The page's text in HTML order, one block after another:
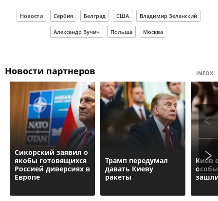
Новости Сербия Белград США Владимир Зеленский
Александр Вучич Польша Москва
Новости партнеров INFOX
Сикорский заявил о
якобы готовящихся
Россией диверсиях в
Европе
Трамп передумал
давать Киеву
ракеты
Киев